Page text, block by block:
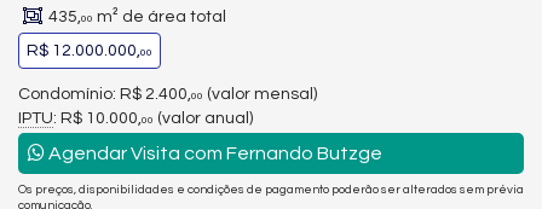
435,00 m² de área total
R$ 12.000.000,00
Condomínio: R$ 2.400, 00 (valor mensal)
IPTU: R$ 10.000, 00 (valor anual)
Agendar Visita com Fernando Butzge
Os preços, disponibilidades e condições de pagamento poderão ser alterados sem prévia
comunicação.